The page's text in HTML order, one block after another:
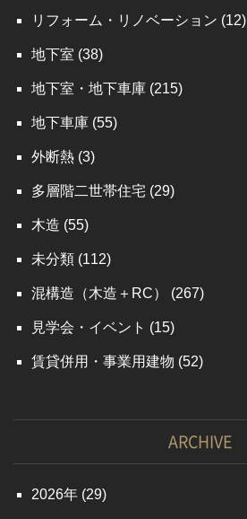
リフォーム・リノベーション (12)
地下室 (38)
地下室・地下車庫 (215)
地下車庫 (55)
外断熱 (3)
多層階二世帯住宅 (29)
木造 (55)
未分類 (112)
混構造（木造＋RC） (267)
見学会・イベント (15)
賃貸併用・事業用建物 (52)
ARCHIVE
2026 (29)